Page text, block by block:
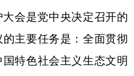
信息化 数字经济
银龄 溯源中国
会是党中央决定召开的
主要任务是：全面贯彻
特色社会主义生态文明